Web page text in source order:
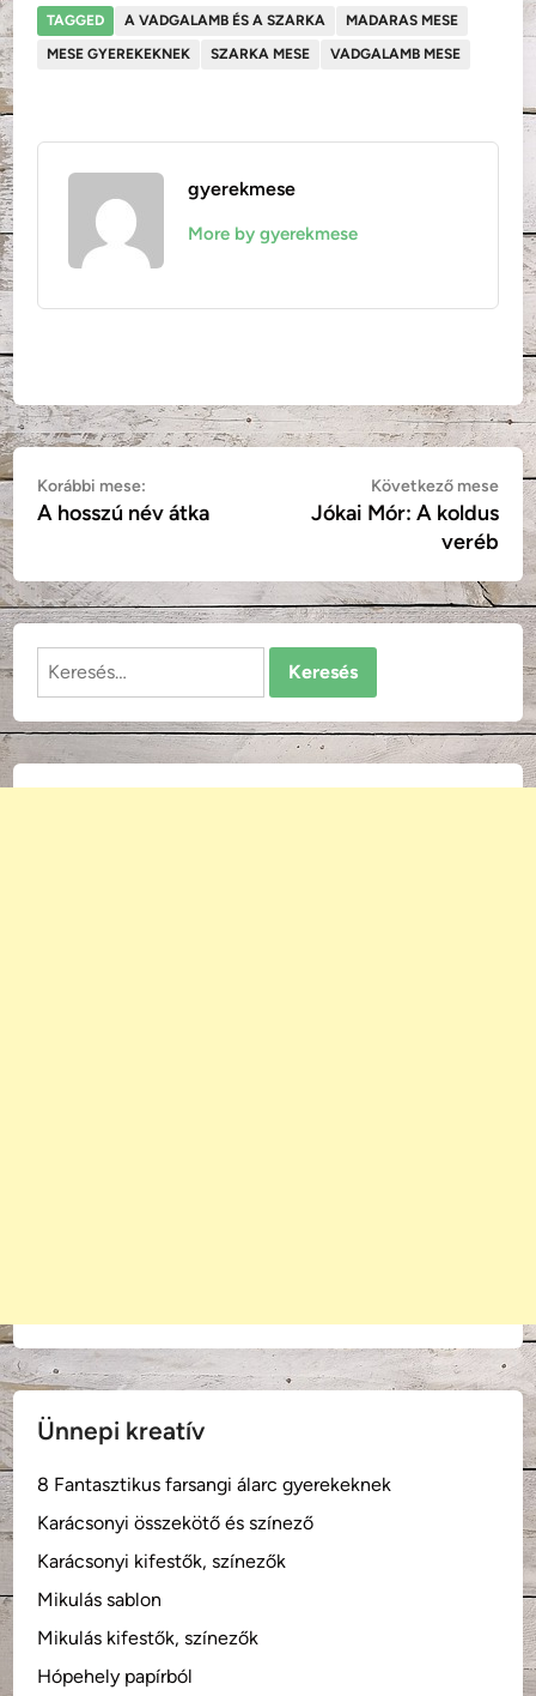
TAGGED A VADGALAMB ÉS A SZARKA
MADARAS MESE
MESE GYEREKEKNEK
SZARKA MESE VADGALAMB MESE
gyerekmese
More by gyerekmese
Bejegyzés
navigáció
Korábbi mese:
mese:
A hosszú név átka
Következő mese
Jókai Mór: A koldus
veréb
Keresés:
Ünnepi kreatív
8 Fantasztikus farsangi álarc gyerekeknek
Karácsonyi összekötő és színező
Karácsonyi kifestők, színezők
Mikulás sablon
Mikulás kifestők, színezők
Hópehely papírból